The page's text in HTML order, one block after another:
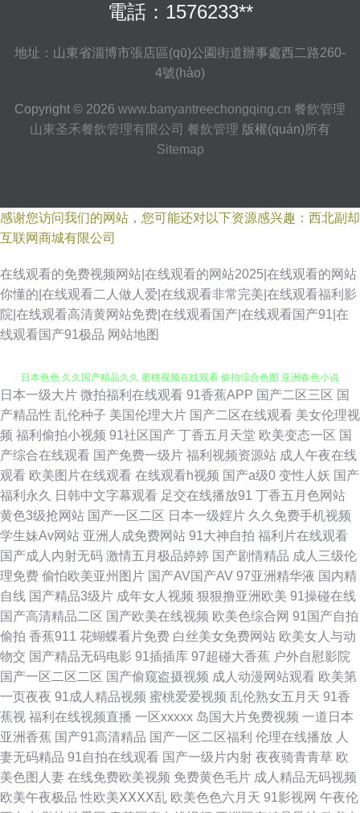
電話：1576233**
地址：山東省淄博市張店區(qū)公園街道辦事處西二路260-
4號(hào)
Copyright © 2026 www.banyantreechongqing.cn 餐飲管理
山東圣禾餐飲管理有限公司 餐飲管理 版權(quán)所有
Sitemap
感谢您访问我们的网站，您可能还对以下资源感兴趣：西北副却
互联网商城有限公司
在线观看的免费视频网站|在线观看的网站2025|在线观看的网站
你懂的|在线观看二人做人爱|在线观看非常完美|在线观看福利影
院|在线观看高清黄网站免费|在线观看国产|在线观看国产91|在
线观看国产91极品 网站地图
97国产最新 玖草aⅴ视频 91cn免费视频 AV国产做爱 国产H版在线观看 韩国
日本色色 久久国产精品久久 蜜桃视频在线观看 偷拍综合色图 亚洲春色小说
网 91美女在线 www97操 丰满的大胸继母3 激情文学天美 另类天天 欧美色
院 手机看片青青草 亚洲超碰青青人人 黄色电影小说网站 欧美色频 久草福利
站 国内精品338 东京热男人天堂 成人无码不卡网址 www久热com 岛国av影
院 福利视频91 白丝内操 超碰久热 亚洲ts另类 日本婷婷 久久伊人国产精品
日本午夜福利影院 午夜精品剧场 91国产熟女 97人人爱 俺去也资源 精品人妻
密屁91 欧美日韩七区 日本人妖五区 亚洲欧洲色图 91情侣操逼 A片免费网址
韩日性爰 欧美成人TV一区 日韩影院五区 亚洲变态性爱网 久草视频免费福利
欧美人妖一区 日韩人妻无码同性 亚洲情色11 91美女在线观看 97资源美女
操碰无码 国产AV自拍网 黄色的网站 美国骚极品极品 欧美特级片官网 天美免
日本一级大片 微拍福利在线观看 91香蕉APP 国产二区三区 国
产精品性 乱伦种子 美国伦理大片 国产二区在线观看 美女伦理视
频 福利偷拍小视频 91社区国产 丁香五月天堂 欧美变态一区 国
产综合在线观看 国产免费一级片 福利视频资源站 成人午夜在线
观看 欧美图片在线观看 在线观看h视频 国产a级0 变性人妖 国产
福利永久
日韩中文字幕观看 足交在线播放91 丁香五月色网站
黄色3级抢网站 国产一区二区 日本一级婬片 久久免费手机视频
学生妹Av网站 亚洲人成免费网站 91大神自拍 福利片在线观看
国产成人内射无码 激情五月极品婷婷 国产剧情精品 成人三级伦
理免费 偷怕欧美亚州图片 国产AV国产AV 97亚洲精华液 国内精
自线 国产精品3级片 成年女人视频 狠狠撸亚洲欧美 91操碰在线
国产高清精品二区 国产欧美在线视频 欧美色综合网 91国产自拍
偷拍 香蕉911 花蝴蝶看片免费 白丝美女免费网站 欧美女人与动
物交 国产精品无码电影 91插插库 97超碰大香蕉 户外自慰影院
国产一区二区二区 国产偷窥盗摄视频 成人动漫网站观看 欧美第
一页夜夜 91成人精品视频 蜜桃爱爱视频 乱伦熟女五月天 91香
蕉视 福利在线视频直播 一区xxxxx 岛国大片免费视频 一道日本
亚洲香蕉 国产91高清精品 国产一区二区福利 伦理在线播放 人
妻无码精品 91自拍在线观看 国产一级片内射 夜夜骑青青草 欧
美色图人妻 在线免费欧美视频 免费黄色毛片 成人精品无码视频
欧美午夜极品 性欧美ⅩⅩⅩⅩ乱 欧美色色六月天 91影视网 午夜伦